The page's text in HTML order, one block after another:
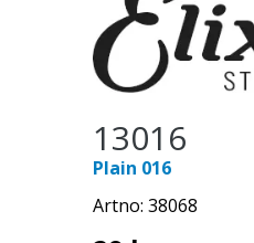
13016
Plain 016
Artno: 38068